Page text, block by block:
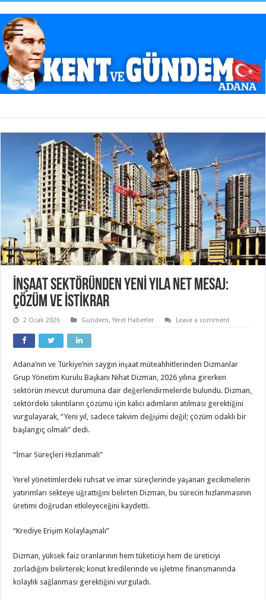
İNŞAAT SEKTÖRÜNDEN YENİ YILA NET MESAJ:
ÇÖZÜM VE İSTİKRAR
2 Ocak 2026 Gündem,Yerel Haberler Leave a comment
Adana’nın ve Türkiye’nin saygın inşaat müteahhitlerinden Dizmanlar
Grup Yönetim Kurulu Başkanı Nihat Dizman, 2026 yılına girerken
sektörün mevcut durumuna dair değerlendirmelerde bulundu. Dizman,
sektördeki sıkıntıların çözümü için kalıcı adımların atılması gerektiğini
vurgulayarak, “Yeni yıl, sadece takvim değişimi değil; çözüm odaklı bir
başlangıç olmalı” dedi.
“İmar Süreçleri Hızlanmalı”
Yerel yönetimlerdeki ruhsat ve imar süreçlerinde yaşanan gecikmelerin
yatırımları sekteye uğrattığını belirten Dizman, bu sürecin hızlanmasının
üretimi doğrudan etkileyeceğini kaydetti.
“Krediye Erişim Kolaylaşmalı”
Dizman, yüksek faiz oranlarının hem tüketiciyi hem de üreticiyi
zorladığını belirterek; konut kredilerinde ve işletme finansmanında
kolaylık sağlanması gerektiğini vurguladı.